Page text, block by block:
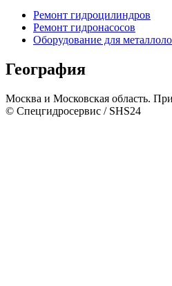
Ремонт гидроцилиндров
Ремонт гидронасосов
Оборудование для
География
Москва и Московская область.
© Спецгидросервис / SHS24